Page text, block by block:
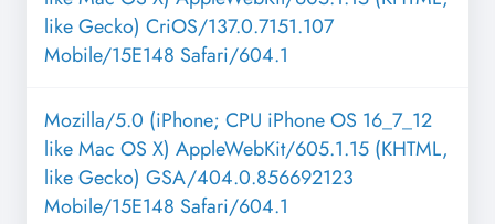
like Gecko) CriOS/137.0.7151.107
Mobile/15E148 Safari/604.1
Mozilla/5.0 (iPhone; CPU iPhone OS 16_7_12
like Mac OS X) AppleWebKit/605.1.15 (KHTML,
like Gecko) GSA/404.0.856692123
Mobile/15E148 Safari/604.1